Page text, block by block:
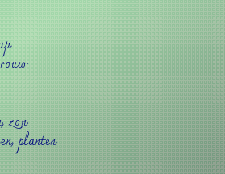
zon
planten